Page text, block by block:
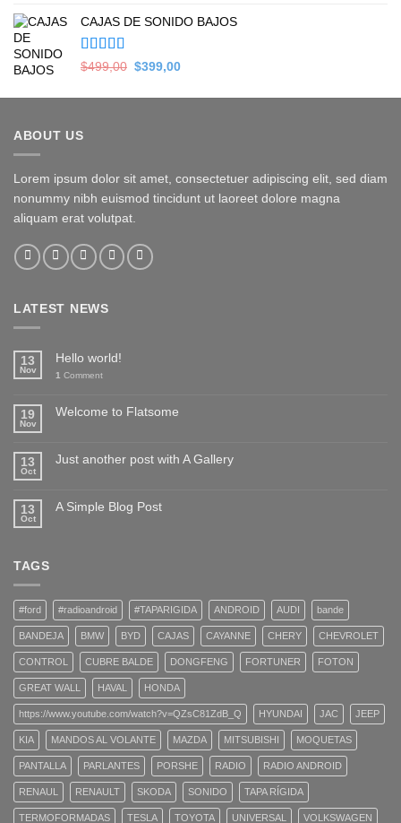
was:
is:
CAJAS DE SONIDO BAJOS
Valorado en
$499,00 Original
was:
$399,00Current
is:
ABOUT US
Lorem ipsum dolor sit amet, consectetuer adipiscing elit, sed diam
nonummy nibh euismod tincidunt ut laoreet dolore magna
aliquam erat volutpat.
LATEST NEWS
13
Nov
Hello world!
1 Comment
19
Nov
Welcome to Flatsome
13
Oct
Just another post with A Gallery
13
Oct
A Simple Blog Post
TAGS
#ford #radioandroid #TAPARIGIDA ANDROID AUDI bande
BANDEJA BMW BYD CAJAS CAYANNE CHERY CHEVROLET
CONTROL CUBRE BALDE DONGFENG FORTUNER FOTON
GREAT WALL HAVAL HONDA
https://www.youtube.com/watch?v=QZsC81ZdB_Q HYUNDAI JAC JEEP
KIA MANDOS AL VOLANTE MAZDA MITSUBISHI MOQUETAS
PANTALLA PARLANTES PORSHE RADIO RADIO ANDROID
RENAUL RENAULT SKODA SONIDO TAPA RÍGIDA
TERMOFORMADAS TESLA TOYOTA UNIVERSAL VOLKSWAGEN